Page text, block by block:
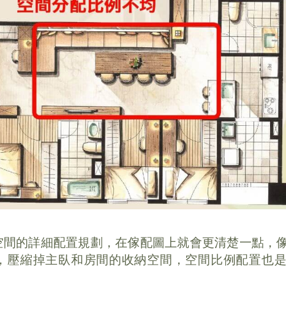
的詳細配置規劃，在傢配圖上就會更清楚一點，
壓縮掉主臥和房間的收納空間，空間比例配置也